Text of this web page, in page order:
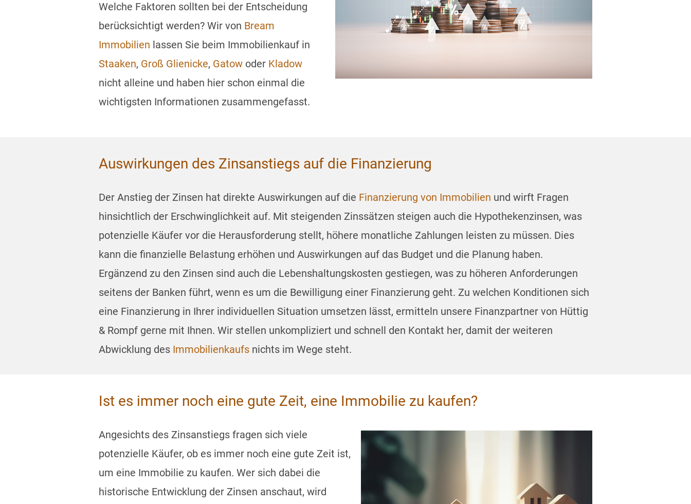
Welche Faktoren sollten bei der Entscheidung
berücksichtigt werden? Wir von Bream
Immobilien lassen Sie beim Immobilienkauf in
Staaken, Groß Glienicke, Gatow oder Kladow
nicht alleine und haben hier schon einmal die
wichtigsten Informationen zusammengefasst.
Auswirkungen des Zinsanstiegs auf die Finanzierung
Der Anstieg der Zinsen hat direkte Auswirkungen auf die Finanzierung von Immobilien und wirft Fragen
hinsichtlich der Erschwinglichkeit auf. Mit steigenden Zinssätzen steigen auch die Hypothekenzinsen, was
potenzielle Käufer vor die Herausforderung stellt, höhere monatliche Zahlungen leisten zu müssen. Dies
kann die finanzielle Belastung erhöhen und Auswirkungen auf das Budget und die Planung haben.
Ergänzend zu den Zinsen sind auch die Lebenshaltungskosten gestiegen, was zu höheren Anforderungen
seitens der Banken führt, wenn es um die Bewilligung einer Finanzierung geht. Zu welchen Konditionen sich
eine Finanzierung in Ihrer individuellen Situation umsetzen lässt, ermitteln unsere Finanzpartner von Hüttig
& Rompf gerne mit Ihnen. Wir stellen unkompliziert und schnell den Kontakt her, damit der weiteren
Abwicklung des Immobilienkaufs nichts im Wege steht.
Ist es immer noch eine gute Zeit, eine Immobilie zu kaufen?
Angesichts des Zinsanstiegs fragen sich viele
potenzielle Käufer, ob es immer noch eine gute Zeit ist,
um eine Immobilie zu kaufen. Wer sich dabei die
historische Entwicklung der Zinsen anschaut, wird